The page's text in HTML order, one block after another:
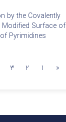
by the Covalently
Modified Surface of
Pyrimidines
«
1
2
3